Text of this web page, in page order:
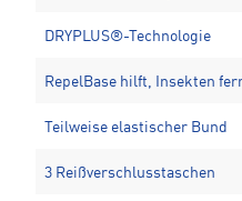
DRYPLUS®-Technologie
RepelBase hilft, Insekten
Teilweise elastischer Bund
3 Reißverschlusstaschen